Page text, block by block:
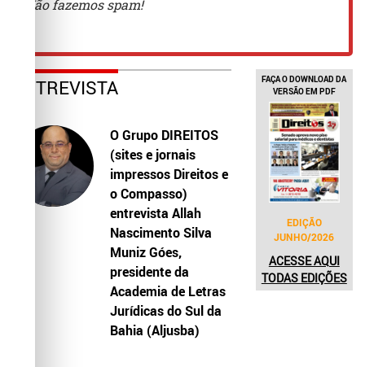
ENTREVISTA
O Grupo DIREITOS
(sites e jornais
impressos Direitos e
o Compasso)
entrevista Allah
Nascimento Silva
Muniz Góes,
presidente da
Academia de Letras
Jurídicas do Sul da
Bahia (Aljusba)
FAÇA O DOWNLOAD DA
VERSÃO EM PDF
EDIÇÃO
JUNHO/2026
ACESSE AQUI
TODAS EDIÇÕES